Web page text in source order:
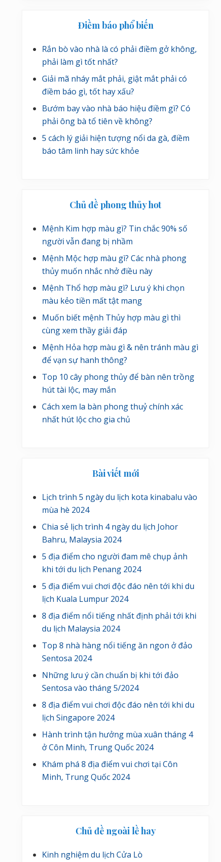
Điềm báo phổ biến
Rắn bò vào nhà là có phải điềm gở không,
phải làm gì tốt nhất?
Giải mã nháy mắt phải, giật mắt phải có
điềm báo gì, tốt hay xấu?
Bướm bay vào nhà báo hiệu điềm gì? Có
phải ông bà tổ tiên về không?
5 cách lý giải hiện tượng nổi da gà, điềm
báo tâm linh hay sức khỏe
Chủ đề phong thủy hot
Mệnh Kim hợp màu gì? Tin chắc 90% số
người vẫn đang bị nhầm
Mệnh Mộc hợp màu gì? Các nhà phong
thủy muốn nhắc nhở điều này
Mệnh Thổ hợp màu gì? Lưu ý khi chọn
màu kẻo tiền mất tật mang
Muốn biết mệnh Thủy hợp màu gì thì
cùng xem thầy giải đáp
Mệnh Hỏa hợp màu gì & nên tránh màu gì
để vạn sự hanh thông?
Top 10 cây phong thủy để bàn nên trồng
hút tài lộc, may mắn
Cách xem la bàn phong thuỷ chính xác
nhất hút lộc cho gia chủ
Bài viết mới
Lịch trình 5 ngày du lịch kota kinabalu vào
mùa hè 2024
Chia sẻ lịch trình 4 ngày du lịch Johor
Bahru, Malaysia 2024
5 địa điểm cho người đam mê chụp ảnh
khi tới du lịch Penang 2024
5 địa điểm vui chơi độc đáo nên tới khi du
lịch Kuala Lumpur 2024
8 địa điểm nổi tiếng nhất định phải tới khi
du lịch Malaysia 2024
Top 8 nhà hàng nổi tiếng ăn ngon ở đảo
Sentosa 2024
Những lưu ý cần chuẩn bị khi tới đảo
Sentosa vào tháng 5/2024
8 địa điểm vui chơi độc đáo nên tới khi du
lịch Singapore 2024
Hành trình tận hưởng mùa xuân tháng 4
ở Côn Minh, Trung Quốc 2024
Khám phá 8 địa điểm vui chơi tại Côn
Minh, Trung Quốc 2024
Chủ đề ngoài lề hay
Kinh nghiệm du lịch Cửa Lò